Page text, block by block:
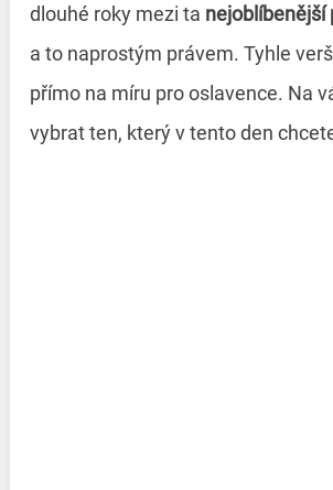
dlouhé roky mezi ta nejoblíbenější
a to naprostým právem. Tyhle
přímo na míru pro oslavence. Na
vybrat ten, který v tento den